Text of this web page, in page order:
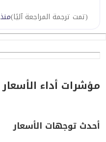
(تمت ترجمة المراجعة آليًا)منذ 2 أعوام
مؤشرات أداء الأسعار
أحدث توجهات الأسعار